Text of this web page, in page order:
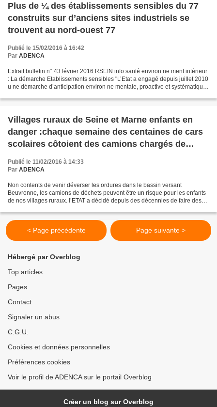
Plus de ¼ des établissements sensibles du 77
construits sur d’anciens sites industriels se
trouvent au nord-ouest 77
Publié le 15/02/2016 à 16:42
Par ADENCA
Extrait bulletin n° 43 février 2016 RSEIN info santé environ ne ment intérieur
: La démarche Etablissements sensibles "L’Etat a engagé depuis juillet 2010
u ne démarche d’anticipation environ ne mentale, proactive et systématique
Villages ruraux de Seine et Marne enfants en
danger :chaque semaine des centaines de cars
scolaires côtoient des camions chargés de
Publié le 11/02/2016 à 14:33
Par ADENCA
Non contents de venir déverser les ordures dans le bassin versant
Beuvronne, les camions de déchets peuvent être un risque pour les enfants
de nos villages ruraux. l’ETAT a décidé depuis des décennies de faire des
< Page précédente Page suivante >
Hébergé par Overblog
Top articles
Pages
Contact
Signaler un abus
C.G.U.
Cookies et données personnelles
Préférences cookies
Voir le profil de ADENCA sur le portail Overblog
Créer un blog sur Overblog